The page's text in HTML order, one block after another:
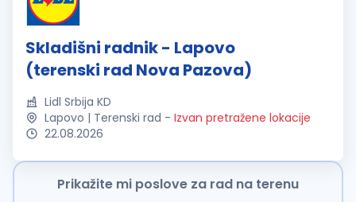
Skladišni radnik - Lapovo
(terenski rad Nova Pazova)
Lidl Srbija KD
Lapovo | Terenski rad - Izvan pretražene lokacije
22.08.2026
Prikažite mi poslove za rad na terenu